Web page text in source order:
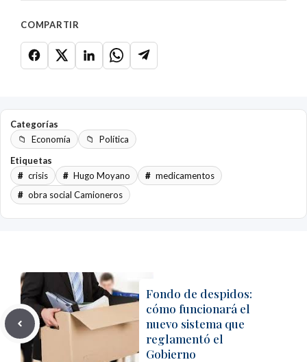
COMPARTIR
Categorías
Economía
Política
Etiquetas
crisis
Hugo Moyano
medicamentos
obra social Camioneros
Fondo de despidos:
cómo funcionará el
nuevo sistema que
reglamentó el
Gobierno